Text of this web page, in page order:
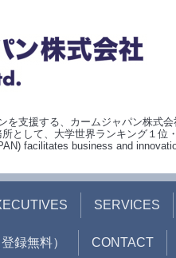
を支援する、カームジャパン株式
として、大学世界ランキング１位
facilitates business and
SERVICES
録無料） CONTACT